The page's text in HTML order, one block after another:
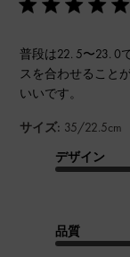
普段は22. 5〜23. 0
スを合わせること
いいです。
サイズ: 35/22.5cm
デザイン
品質